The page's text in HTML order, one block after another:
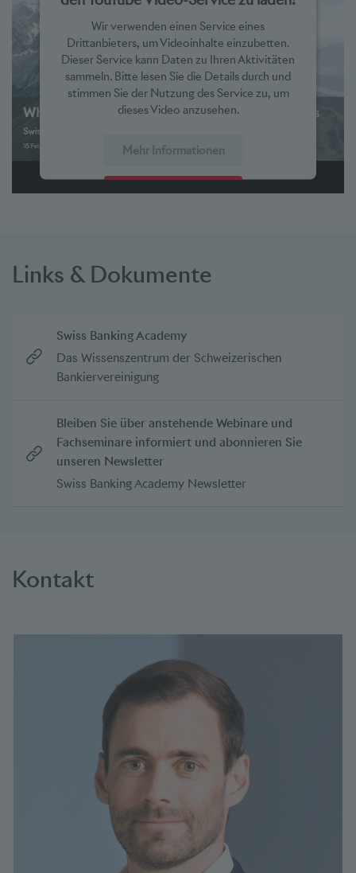
Wir verwenden einen Service eines
Drittanbieters, um Videoinhalte einzubetten.
Dieser Service kann Daten zu Ihren Aktivitäten
sammeln. Bitte lesen Sie die Details durch und
stimmen Sie der Nutzung des Service zu, um
dieses Video anzusehen.
Mehr Informationen
Akzeptieren
Links & Dokumente
Swiss Banking Academy
Das Wissenszentrum der Schweizerischen
Bankiervereinigung
Bleiben Sie über anstehende Webinare und
Fachseminare informiert und abonnieren Sie
unseren Newsletter
Swiss Banking Academy Newsletter
Kontakt